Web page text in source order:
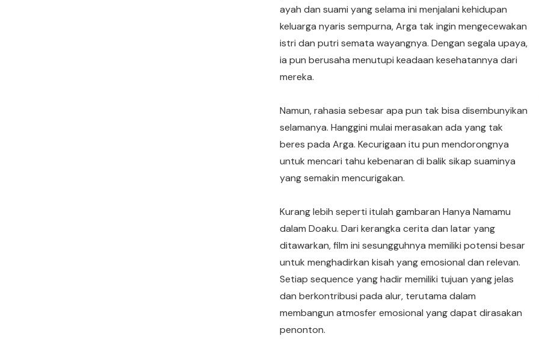
ayah dan suami yang selama ini menjalani kehidupan
keluarga nyaris sempurna, Arga tak ingin mengecewakan
istri dan putri semata wayangnya. Dengan segala upaya,
ia pun berusaha menutupi keadaan kesehatannya dari
mereka.
Namun, rahasia sebesar apa pun tak bisa disembunyikan
selamanya. Hanggini mulai merasakan ada yang tak
beres pada Arga. Kecurigaan itu pun mendorongnya
untuk mencari tahu kebenaran di balik sikap suaminya
yang semakin mencurigakan.
Kurang lebih seperti itulah gambaran Hanya Namamu
dalam Doaku. Dari kerangka cerita dan latar yang
ditawarkan, film ini sesungguhnya memiliki potensi besar
untuk menghadirkan kisah yang emosional dan relevan.
Setiap sequence yang hadir memiliki tujuan yang jelas
dan berkontribusi pada alur, terutama dalam
membangun atmosfer emosional yang dapat dirasakan
penonton.